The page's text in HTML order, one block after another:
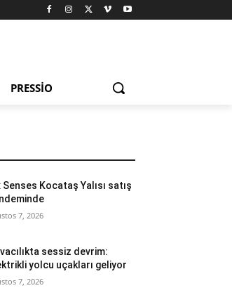
PRESSIO
Senses Kocataş Yalısı satış
7, 2026
sessiz devrim:
yolcu uçakları geliyor
7, 2026